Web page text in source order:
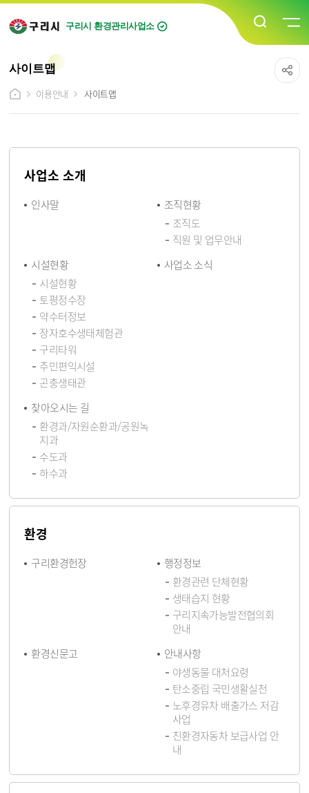
구리시 환경관리사업소
사이트맵
이용안내
사이트맵
사업소 소개
인사말
조직현황
조직도
직원 및 업무안내
시설현황
시설현황
토평정수장
약수터정보
장자호수생태체험관
구리타워
주민편익시설
곤충생태관
사업소 소식
찾아오시는 길
환경과/자원순환과/공원녹
지과
수도과
하수과
환경
구리환경헌장
행정정보
환경관련 단체현황
생태습지 현황
구리지속가능발전협의회
안내
환경신문고
안내사항
야생동물 대처요령
탄소중립 국민생활실천
노후경유차 배출가스 저감
사업
친환경자동차 보급사업 안
내